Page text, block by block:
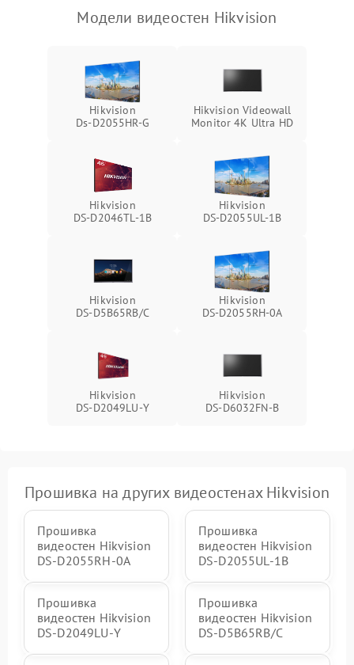
Модели видеостен Hikvision
Hikvision
Ds‑D2055HR‑G
Hikvision Videowall
Monitor 4K Ultra HD
Hikvision
DS‑D2046TL‑1B
Hikvision
DS‑D2055UL‑1B
Hikvision
DS‑D5B65RB/C
Hikvision
DS‑D2055RH‑0A
Hikvision
DS‑D2049LU‑Y
Hikvision
DS‑D6032FN‑B
Прошивка на других видеостенах Hikvision
Прошивка
видеостен Hikvision
DS‑D2055RH‑0A
Прошивка
видеостен Hikvision
DS‑D2055UL‑1B
Прошивка
видеостен Hikvision
DS‑D2049LU‑Y
Прошивка
видеостен Hikvision
DS‑D5B65RB/C